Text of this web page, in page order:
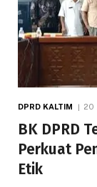
DPRD KALTIM 20
BK DPRD
Perkuat
Etik